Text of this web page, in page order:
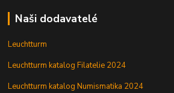
Naši dodavatelé
Leuchtturm
Leuchtturm katalog Filatelie 2024
Leuchtturm katalog Numismatika 2024